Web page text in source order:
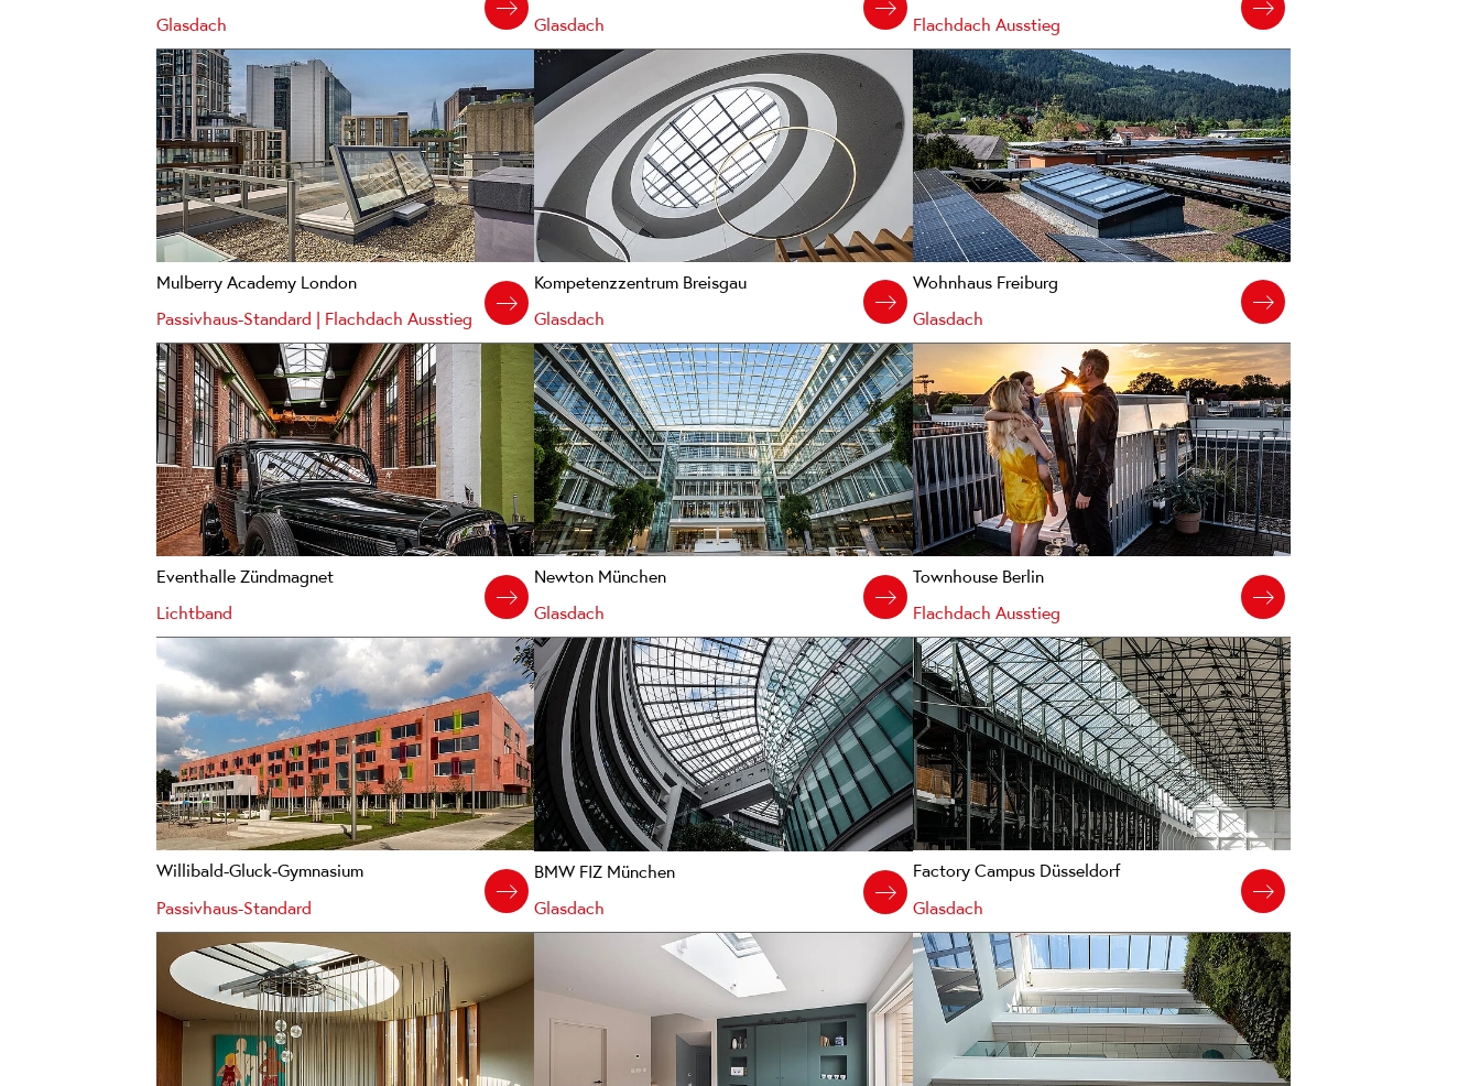
Glasdach
Glasdach
Flachdach Ausstieg
Mulberry Academy London
Passivhaus-Standard | Flachdach Ausstieg
Kompetenzzentrum Breisgau
Glasdach
Wohnhaus Freiburg
Glasdach
Eventhalle Zündmagnet
Lichtband
Newton München
Glasdach
Townhouse Berlin
Flachdach Ausstieg
Willibald-Gluck-Gymnasium
Passivhaus-Standard
BMW FIZ München
Glasdach
Factory Campus Düsseldorf
Glasdach